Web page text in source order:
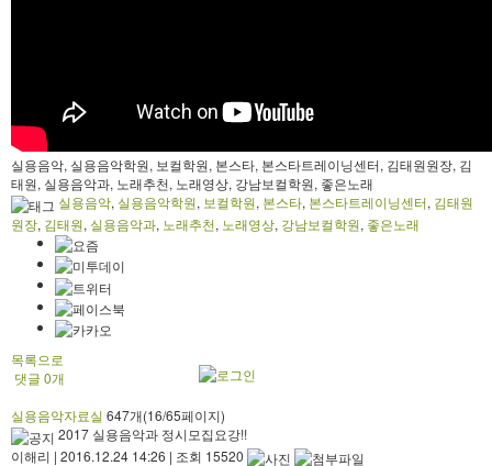
실용음악, 실용음악학원, 보컬학원, 본스타, 본스타트레이닝센터, 김태원원장, 김
태원, 실용음악과, 노래추천, 노래영상, 강남보컬학원, 좋은노래
실용음악, 실용음악학원, 보컬학원, 본스타, 본스타트레이닝센터, 김태원
원장, 김태원, 실용음악과, 노래추천, 노래영상, 강남보컬학원, 좋은노래
목록으로
댓글 0개
실용음악자료실 647개(16/65페이지)
2017 실용음악과 정시모집요강!!
이해리 | 2016.12.24 14:26 | 조회 15520